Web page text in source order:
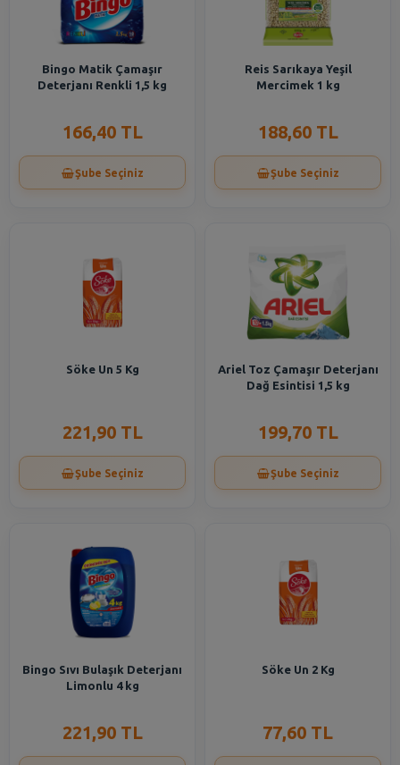
Bingo Matik Çamaşır
Deterjanı Renkli 1,5 kg
166,40 TL
Şube Seçiniz
Reis Sarıkaya Yeşil
Mercimek 1 kg
188,60 TL
Şube Seçiniz
Söke Un 5 Kg
221,90 TL
Şube Seçiniz
Ariel Toz Çamaşır Deterjanı
Dağ Esintisi 1,5 kg
199,70 TL
Şube Seçiniz
Bingo Sıvı Bulaşık Deterjanı
Limonlu 4 kg
221,90 TL
Söke Un 2 Kg
77,60 TL